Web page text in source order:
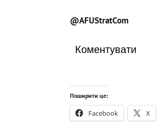
@AFUStratCom
Коментувати
Поширити це:
Facebook X